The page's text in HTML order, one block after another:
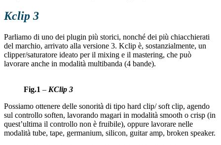
Kclip 3
Parliamo di uno dei plugin più storici, nonché dei più chiacchierati
del marchio, arrivato alla versione 3. Kclip è, sostanzialmente, un
clipper/saturatore ideato per il mixing e il mastering, che può
lavorare anche in modalità multibanda (4 bande).
Fig.1 – KClip 3
Possiamo ottenere delle sonorità di tipo hard clip/ soft clip, agendo
sul controllo soften, lavorando magari in modalità smooth o crisp (in
quest’ultima il controllo non è fruibile), oppure lavorare nelle
modalità tube, tape, germanium, silicon, guitar amp, broken speaker.